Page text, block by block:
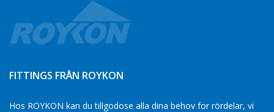
FITTINGS FRÅN ROYKON
Hos ROYKON kan du tillgodose alla dina behov for rördelar, vi